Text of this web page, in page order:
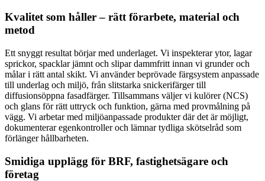
Kvalitet som håller – rätt förarbete, material och
metod
Ett snyggt resultat börjar med underlaget. Vi inspekterar ytor, lagar
sprickor, spacklar jämnt och slipar dammfritt innan vi grunder och
målar i rätt antal skikt. Vi använder beprövade färgsystem anpassade
till underlag och miljö, från slitstarka snickerifärger till
diffusionsöppna fasadfärger. Tillsammans väljer vi kulörer (NCS)
och glans för rätt uttryck och funktion, gärna med provmålning på
vägg. Vi arbetar med miljöanpassade produkter där det är möjligt,
dokumenterar egenkontroller och lämnar tydliga skötselråd som
förlänger hållbarheten.
Smidiga upplägg för BRF, fastighetsägare och
företag